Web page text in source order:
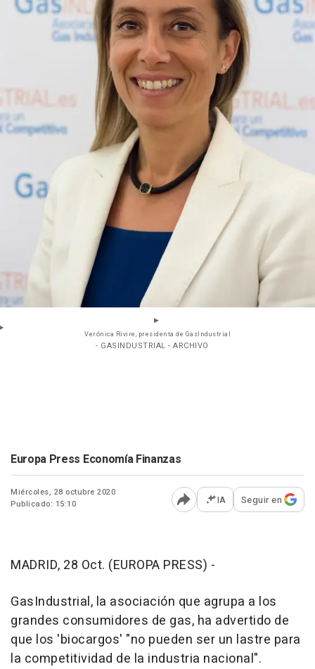
Verónica Rivire, presidenta de GasIndustrial
- GASINDUSTRIAL - ARCHIVO
Europa Press Economía Finanzas
Miércoles, 28 octubre 2020
Publicado: 15:10
Abrir opciones para
IA Seguir en
MADRID, 28 Oct. (EUROPA PRESS) -
GasIndustrial, la asociación que agrupa a los
grandes consumidores de gas, ha advertido de
que los 'biocargos' "no pueden ser un lastre para
la competitividad de la industria nacional".